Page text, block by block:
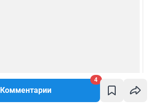
Комментарии
4